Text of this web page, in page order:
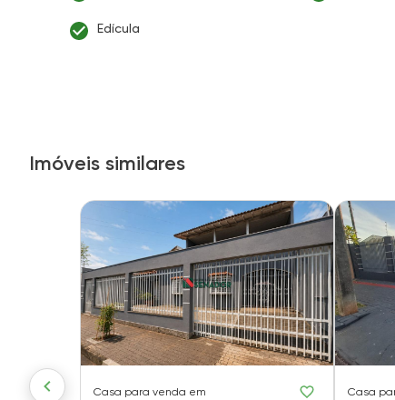
Edícula
Imóveis similares
Casa para venda em Casa